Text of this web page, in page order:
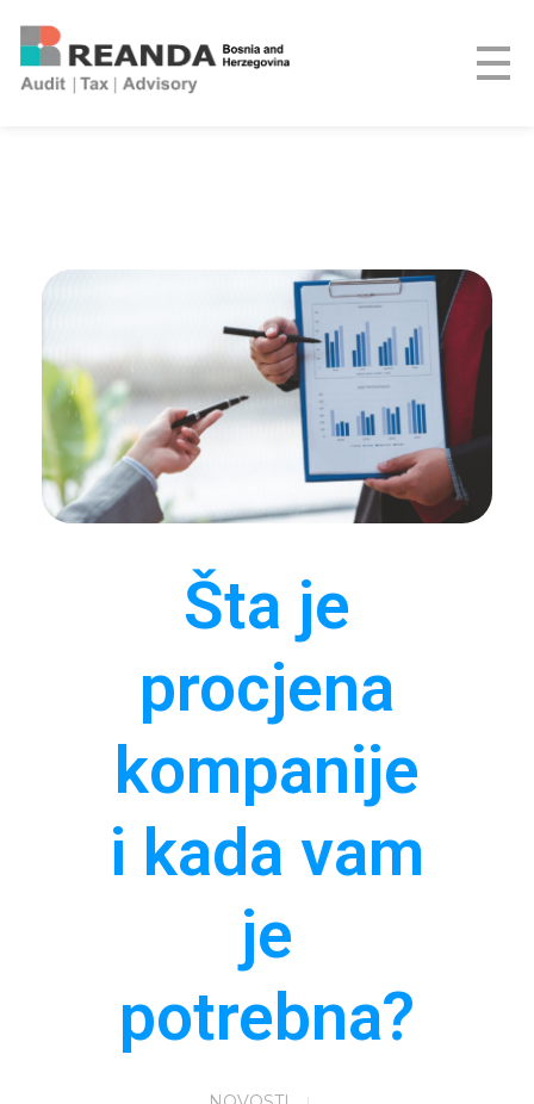
Šta je
procjena
kompanije
i kada vam
je
potrebna?